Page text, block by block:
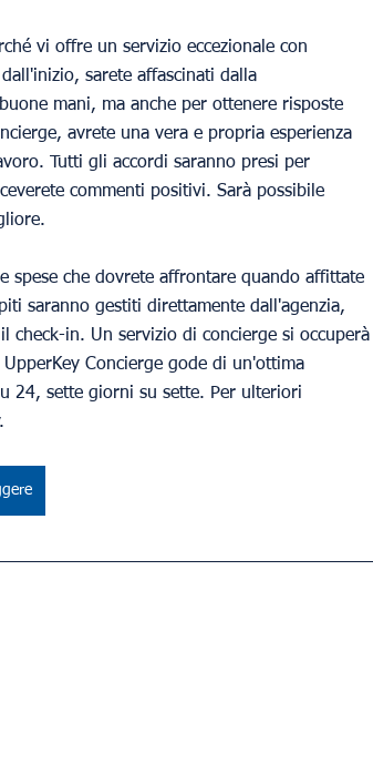
vi offre un servizio eccezionale con
sarete affascinati dalla
mani, ma anche per ottenere risposte
avrete una vera e propria esperienza
Tutti gli accordi saranno presi per
commenti positivi. Sarà possibile
spese che dovrete affrontare quando affittate
saranno gestiti direttamente dall'agenzia,
check-in. Un servizio di concierge si occuperà
Concierge gode di un'ottima
24, sette giorni su sette. Per ulteriori